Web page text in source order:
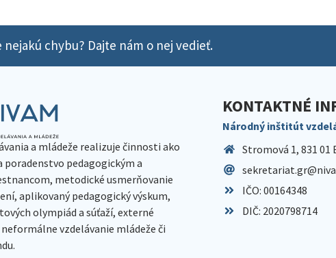
nejakú chybu? Dajte nám o nej vedieť.
a mládeže realizuje činnosti ako
poradenstvo pedagogickým a
metodické usmerňovanie
aplikovaný pedagogický výskum,
olympiád a súťaží, externé
vzdelávanie mládeže či
KONTAKTNÉ
Národný inštitút
Stromová 1, 831 01
IČO: 00164348
DIČ: 2020798714